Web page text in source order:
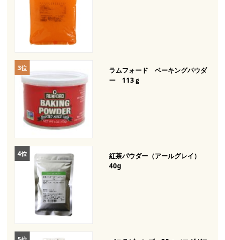
ラムフォード ベーキングパウダ
ー 113ｇ
紅茶パウダー（アールグレイ）
40g